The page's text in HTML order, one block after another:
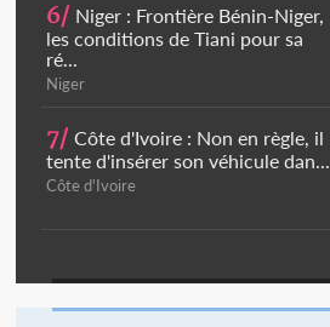
6/ Niger : Frontière Bénin-Niger,
les conditions de Tiani pour sa
ré...
Niger
7/ Côte d'Ivoire : Non en règle, il
tente d'insérer son véhicule dan...
Côte d'Ivoire